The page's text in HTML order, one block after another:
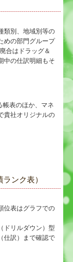
類別、地域別等の
めの部門グループ
合はドラッグ＆
中の仕訳明細もそ
帳表のほか、マネ
貴社オリジナルの
ンク表）
位表はグラフでの
ドリルダウン）型
仕訳）まで確認で